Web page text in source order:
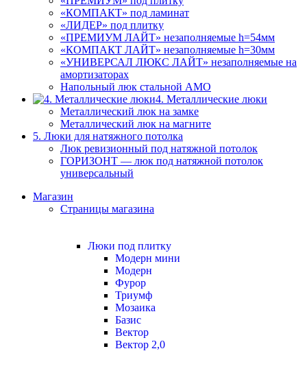
«КОМПАКТ» под ламинат
«ЛИДЕР» под плитку
«ПРЕМИУМ ЛАЙТ» незаполняемые h=54мм
«КОМПАКТ ЛАЙТ» незаполняемые h=30мм
«УНИВЕРСАЛ ЛЮКС ЛАЙТ» незаполняемые на
амортизаторах
Напольный люк стальной АМО
4. Металлические люки
Металлический люк на замке
Металлический люк на магните
5. Люки для натяжного потолка
Люк ревизионный под натяжной потолок
ГОРИЗОНТ — люк под натяжной потолок
универсальный
Магазин
Страницы магазина
Люки под плитку
Модерн мини
Модерн
Фурор
Триумф
Мозаика
Базис
Вектор
Вектор 2,0